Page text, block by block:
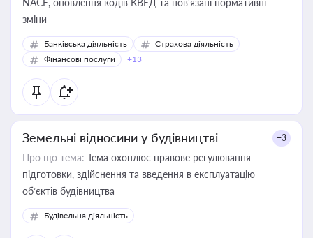
NACE, оновлення кодів КВЕД та пов'язані нормативні
зміни
Банківська діяльність
Страхова діяльність
Фінансові послуги
+13
Земельні відносини у будівництві +3
Про що тема: Тема охоплює правове регулювання
підготовки, здійснення та введення в експлуатацію
об’єктів будівництва
Будівельна діяльність